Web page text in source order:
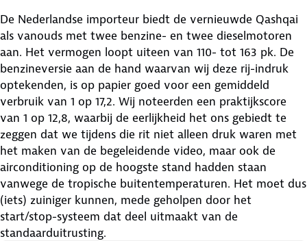
De Nederlandse importeur biedt de vernieuwde Qashqai
als vanouds met twee benzine- en twee dieselmotoren
aan. Het vermogen loopt uiteen van 110- tot 163 pk. De
benzineversie aan de hand waarvan wij deze rij-indruk
optekenden, is op papier goed voor een gemiddeld
verbruik van 1 op 17,2. Wij noteerden een praktijkscore
van 1 op 12,8, waarbij de eerlijkheid het ons gebiedt te
zeggen dat we tijdens die rit niet alleen druk waren met
het maken van de begeleidende video, maar ook de
airconditioning op de hoogste stand hadden staan
vanwege de tropische buitentemperaturen. Het moet dus
(iets) zuiniger kunnen, mede geholpen door het
start/stop-systeem dat deel uitmaakt van de
standaarduitrusting.